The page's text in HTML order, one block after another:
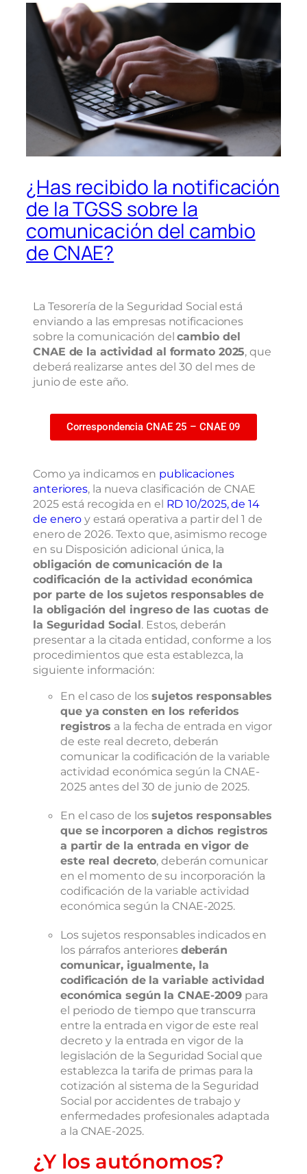
¿Has recibido la notificación
de la TGSS sobre la
comunicación del cambio
de CNAE?
La Tesorería de la Seguridad Social está
enviando a las empresas notificaciones
sobre la comunicación delcambio del
CNAE de la actividad al formato 2025, que
deberá realizarse antes del 30 del mes de
junio de este año.
Correspondencia CNAE 25 – CNAE 09
Como ya indicamos en publicaciones
anteriores, la nueva clasificación de CNAE
2025 está recogida en el RD 10/2025, de 14
de enero y estará operativa a partir del 1 de
enero de 2026. Texto que, asimismo recoge
en su Disposición adicional única, la
obligación de comunicación de la
codificación de la actividad económica
por parte de los sujetos responsables de
la obligación del ingreso de las cuotas de
la Seguridad Social. Estos, deberán
presentar a la citada entidad, conforme a los
procedimientos que esta establezca, la
siguiente información:
En el caso de lossujetos responsables
que ya consten en los referidos
registros a la fecha de entrada en vigor
de este real decreto, deberán
comunicar la codificación de la variable
actividad económica según la CNAE-
2025 antes del 30 de junio de 2025.
En el caso de lossujetos responsables
que se incorporen a dichos registros
a partir de la entrada en vigor de
este real decreto, deberán comunicar
en el momento de su incorporación la
codificación de la variable actividad
económica según la CNAE-2025.
Los sujetos responsables indicados en
los párrafos anteriores deberán
comunicar, igualmente, la
codificación de la variable actividad
económica según la CNAE-2009 para
el periodo de tiempo que transcurra
entre la entrada en vigor de este real
decreto y la entrada en vigor de la
legislación de la Seguridad Social que
establezca la tarifa de primas para la
cotización al sistema de la Seguridad
Social por accidentes de trabajo y
enfermedades profesionales adaptada
a la CNAE-2025.
¿Y los autónomos?